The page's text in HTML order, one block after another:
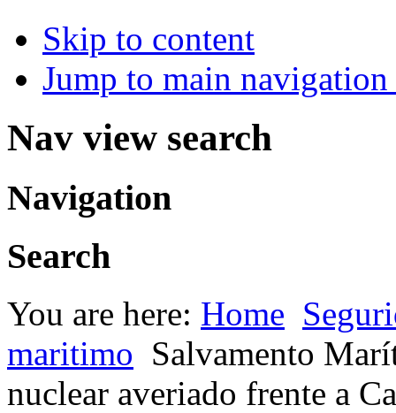
Skip to content
Jump to main
Nav view search
Navigation
Search
You are here: Home
maritimo Salvamento
nuclear averiado frente a